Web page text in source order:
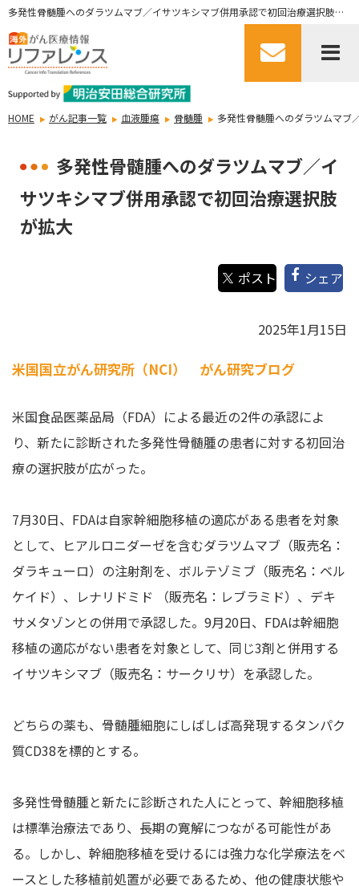
多発性骨髄腫へのダラツムマブ／イサツキシマブ併用承認で初回治療選択肢が拡大
HOME がん記事一覧 血液腫瘍 骨髄腫 多発性骨髄腫へのダラツムマブ
多発性骨髄腫へのダラツムマブ／イ
サツキシマブ併用承認で初回治療選択肢
が拡大
シェア
2025年1月15日
米国国立がん研究所（NCI） がん研究ブログ
米国食品医薬品局（FDA）による最近の2件の承認によ
り、新たに診断された多発性骨髄腫の患者に対する初回治
療の選択肢が広がった。
7月30日、FDAは自家幹細胞移植の適応がある患者を対象
として、ヒアルロニダーゼを含むダラツムマブ（販売名：
ダラキューロ）の注射剤を、ボルテゾミブ（販売名：ベル
ケイド）、レナリドミド （販売名：レブラミド）、デキ
サメタゾンとの併用で承認した。9月20日、FDAは幹細胞
移植の適応がない患者を対象として、同じ3剤と併用する
イサツキシマブ（販売名：サークリサ）を承認した。
どちらの薬も、骨髄腫細胞にしばしば高発現するタンパク
質CD38を標的とする。
多発性骨髄腫と新たに診断された人にとって、幹細胞移植
は標準治療法であり、長期の寛解につながる可能性があ
る。しかし、幹細胞移植を受けるには強力な化学療法をベ
ースとした移植前処置が必要であるため、他の健康状態や